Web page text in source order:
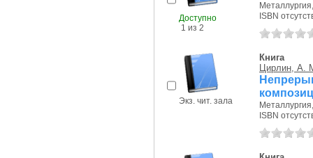
Доступно
1 из 2
ISBN
Экз. чит. зала
Книга
Цирлин, А.
ISBN